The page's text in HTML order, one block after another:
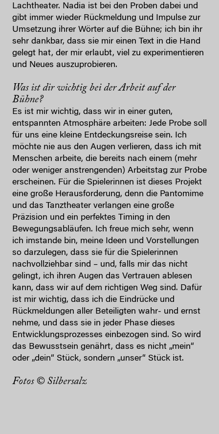
Lachtheater. Nadia ist bei den Proben dabei und
gibt immer wieder Rückmeldung und Impulse zur
Umsetzung ihrer Wörter auf die Bühne; ich bin ihr
sehr dankbar, dass sie mir einen Text in die Hand
gelegt hat, der mir erlaubt, viel zu experimentieren
und Neues auszuprobieren.
Was ist dir wichtig bei der Arbeit auf der
Bühne?
Es ist mir wichtig, dass wir in einer guten,
entspannten Atmosphäre arbeiten: Jede Probe soll
für uns eine kleine Entdeckungsreise sein. Ich
möchte nie aus den Augen verlieren, dass ich mit
Menschen arbeite, die bereits nach einem (mehr
oder weniger anstrengenden) Arbeitstag zur Probe
erscheinen. Für die Spielerinnen ist dieses Projekt
eine große Herausforderung, denn die Pantomime
und das Tanztheater verlangen eine große
Präzision und ein perfektes Timing in den
Bewegungsabläufen. Ich freue mich sehr, wenn
ich imstande bin, meine Ideen und Vorstellungen
so darzulegen, dass sie für die Spielerinnen
nachvollziehbar sind – und, falls mir das nicht
gelingt, ich ihren Augen das Vertrauen ablesen
kann, dass wir auf dem richtigen Weg sind. Dafür
ist mir wichtig, dass ich die Eindrücke und
Rückmeldungen aller Beteiligten wahr- und ernst
nehme, und dass sie in jeder Phase dieses
Entwicklungsprozesses einbezogen sind. So wird
das Bewusstsein genährt, dass es nicht „mein“
oder „dein“ Stück, sondern „unser“ Stück ist.
Fotos © Silbersalz